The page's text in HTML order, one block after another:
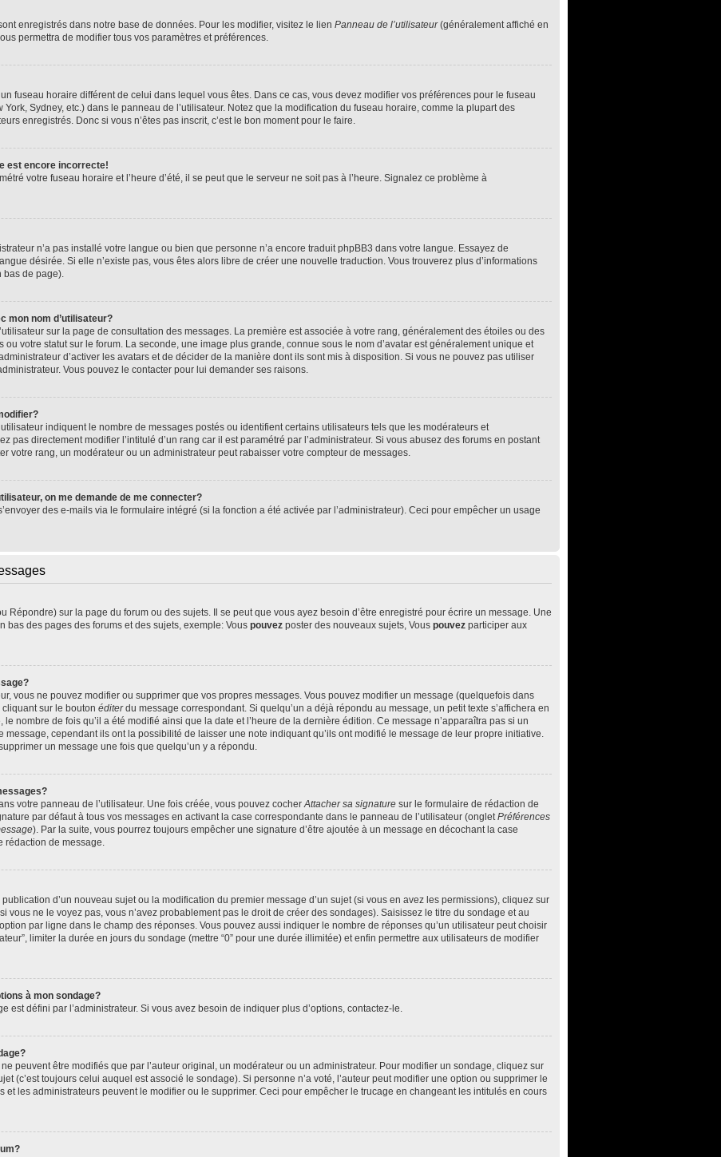
enregistrés dans notre base de données. Pour les modifier, visitez le lien Panneau de l’utilisateur(généralement affiché en
permettra de modifier tous vos paramètres et préférences.
un fuseau horaire différent de celui dans lequel vous êtes. Dans ce cas, vous devez modifier vos préférences pour le fuseau
Sydney, etc.) dans le panneau de l’utilisateur. Notez que la modification du fuseau horaire, comme la plupart des
enregistrés. Donc si vous n’êtes pas inscrit, c’est le bon moment pour le faire.
est encore incorrecte!
votre fuseau horaire et l’heure d’été, il se peut que le serveur ne soit pas à l’heure. Signalez ce problème à
n’a pas installé votre langue ou bien que personne n’a encore traduit phpBB3 dans votre langue. Essayez de
désirée. Si elle n’existe pas, vous êtes alors libre de créer une nouvelle traduction. Vous trouverez plus d’informations
bas de page).
mon nom d’utilisateur?
sur la page de consultation des messages. La première est associée à votre rang, généralement des étoiles ou des
votre statut sur le forum. La seconde, une image plus grande, connue sous le nom d’avatar est généralement unique et
d’activer les avatars et de décider de la manière dont ils sont mis à disposition. Si vous ne pouvez pas utiliser
Vous pouvez le contacter pour lui demander ses raisons.
indiquent le nombre de messages postés ou identifient certains utilisateurs tels que les modérateurs et
pas directement modifier l’intitulé d’un rang car il est paramétré par l’administrateur. Si vous abusez des forums en postant
votre rang, un modérateur ou un administrateur peut rabaisser votre compteur de messages.
on me demande de me connecter?
des e-mails via le formulaire intégré (si la fonction a été activée par l’administrateur). Ceci pour empêcher un usage
Répondre) sur la page du forum ou des sujets. Il se peut que vous ayez besoin d’être enregistré pour écrire un message. Une
bas des pages des forums et des sujets, exemple: Vous pouvez poster des nouveaux sujets, Vous pouvez participer aux
vous ne pouvez modifier ou supprimer que vos propres messages. Vous pouvez modifier un message (quelquefois dans
sur le bouton éditerdu message correspondant. Si quelqu’un a déjà répondu au message, un petit texte s’affichera en
nombre de fois qu’il a été modifié ainsi que la date et l’heure de la dernière édition. Ce message n’apparaîtra pas si un
cependant ils ont la possibilité de laisser une note indiquant qu’ils ont modifié le message de leur propre initiative.
un message une fois que quelqu’un y a répondu.
votre panneau de l’utilisateur. Une fois créée, vous pouvez cocherAttacher sa signature sur le formulaire de rédaction de
par défaut à tous vos messages en activant la case correspondante dans le panneau de l’utilisateur (ongletPréférences
). Par la suite, vous pourrez toujours empêcher une signature d’être ajoutée à un message en décochant la case
rédaction de message.
publication d’un nouveau sujet ou la modification du premier message d’un sujet (si vous en avez les permissions), cliquez sur
vous ne le voyez pas, vous n’avez probablement pas le droit de créer des sondages). Saisissez le titre du sondage et au
par ligne dans le champ des réponses. Vous pouvez aussi indiquer le nombre de réponses qu’un utilisateur peut choisir
limiter la durée en jours du sondage (mettre “0” pour une durée illimitée) et enfin permettre aux utilisateurs de modifier
à mon sondage?
est défini par l’administrateur. Si vous avez besoin de indiquer plus d’options, contactez-le.
peuvent être modifiés que par l’auteur original, un modérateur ou un administrateur. Pour modifier un sondage, cliquez sur
(c’est toujours celui auquel est associé le sondage). Si personne n’a voté, l’auteur peut modifier une option ou supprimer le
et les administrateurs peuvent le modifier ou le supprimer. Ceci pour empêcher le trucage en changeant les intitulés en cours